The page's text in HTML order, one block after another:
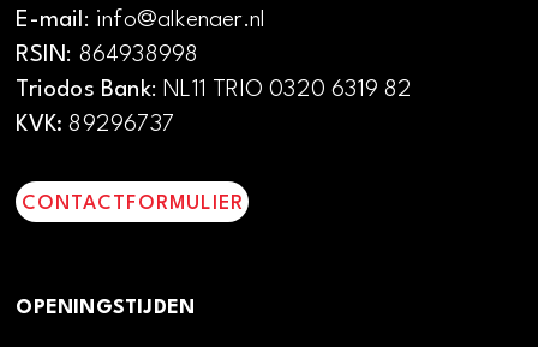
E-mail: info@alkenaer.nl
RSIN: 864938998
Triodos Bank: NL11 TRIO 0320 6319 82
KVK: 89296737
CONTACTFORMULIER
OPENINGSTIJDEN